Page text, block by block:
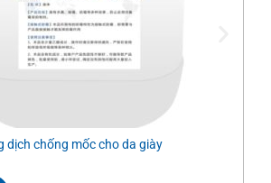
dịch chống mốc cho da giày